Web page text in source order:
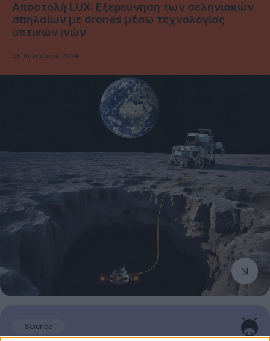
Αποστολή LUX: Εξερεύνηση των σεληνιακών
σπηλαίων με drones μέσω τεχνολογίας
οπτικών ινών
05 Αυγούστου 2026
Science